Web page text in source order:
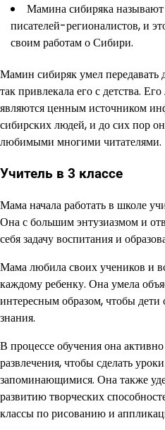
Мамина сибиряка
писателей-регионалистов, и
своим работам о Сибири.
Мамин сибиряк умел передавать
так привлекала его с детства.
являются ценным источником
сибирских людей, и до сих пор
любимыми многими читателями.
Учитель в 3 классе
Мама начала работать в школе
Она с большим энтузиазмом и
себя задачу воспитания и
Мама любила своих учеников и
каждому ребенку. Она умела
интересным образом, чтобы дети
знания.
В процессе обучения она
развлечения, чтобы сделать
запоминающимися. Она также
развитию творческих
классы по рисованию и